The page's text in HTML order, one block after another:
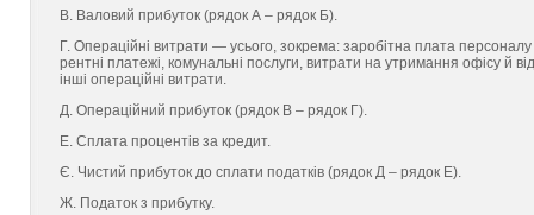
В. Валовий прибуток (рядок А – рядок Б).
Г. Операційні витрати — усього, зокрема: заробітна плата
рентні платежі, комунальні послуги, витрати на утримання офісу й
інші операційні витрати.
Д. Операційний прибуток (рядок В – рядок Г).
Е. Сплата процентів за кредит.
Є. Чистий прибуток до сплати податків (рядок Д – рядок Е).
Ж. Податок з прибутку.